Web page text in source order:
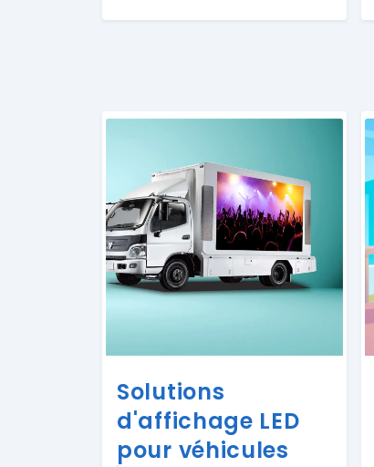
Solutions
d'affichage LED
pour véhicules